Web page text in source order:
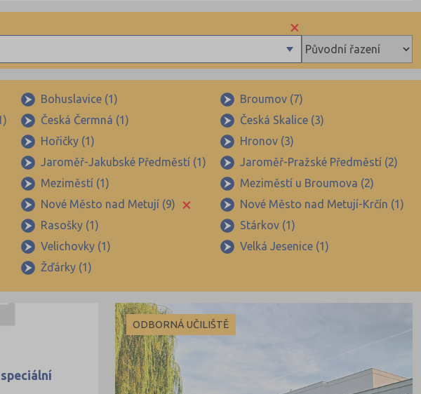
×
Bohuslavice (1)
Broumov (7)
Česká Čermná (1)
Česká Skalice (3)
Hořičky (1)
Hronov (3)
Jaroměř-Jakubské Předměstí (1)
Jaroměř-Pražské Předměstí (2)
Meziměstí (1)
Meziměstí u Broumova (2)
Nové Město nad Metují (9) ×
Nové Město nad Metují-Krčín (1)
Rasošky (1)
Stárkov (1)
Velichovky (1)
Velká Jesenice (1)
Žďárky (1)
ODBORNÁ UČILIŠTĚ